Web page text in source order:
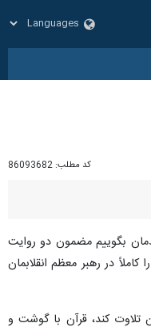
کد مطلب: 86093682
بگوییم مضمون دو روایت
در رهبر معظم انقلابمان
تلاوت کند، قرآن با گوشت و